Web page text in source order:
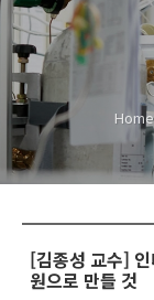
Home
[김종성 교수]
원으로 만들 것